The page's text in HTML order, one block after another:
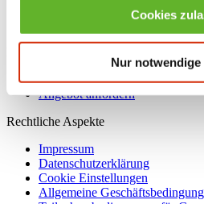
Cookies
Nur notwendige
Für Unternehmen
Angebot anfordern
Rechtliche Aspekte
Impressum
Datenschutzerklärung
Cookie Einstellungen
Allgemeine